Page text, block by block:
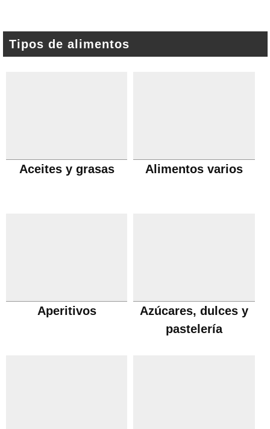
Tipos de alimentos
Aceites y grasas Alimentos varios
Aperitivos
Azúcares, dulces y
pastelería